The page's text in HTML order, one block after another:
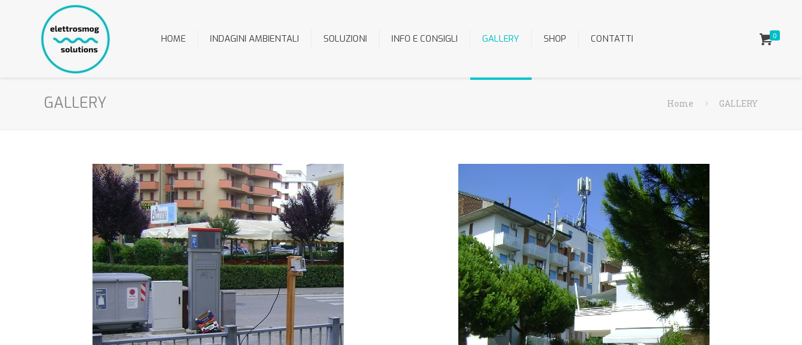
HOME INDAGINI AMBIENTALI SOLUZIONI INFO E CONSIGLI GALLERY SHOP CONTATTI 0
GALLERY Home GALLERY